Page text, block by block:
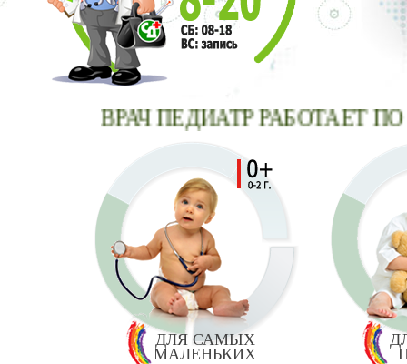
ВРАЧ ПЕДИАТР РАБОТАЕТ ПО
ДЛЯ САМЫХ
МАЛЕНЬКИХ